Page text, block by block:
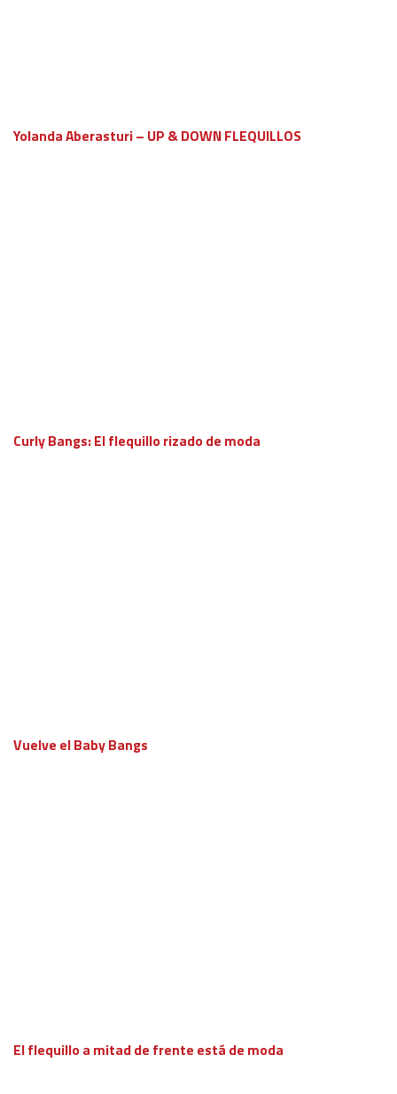
Yolanda Aberasturi – UP & DOWN FLEQUILLOS
Curly Bangs: El flequillo rizado de moda
Vuelve el Baby Bangs
El flequillo a mitad de frente está de moda